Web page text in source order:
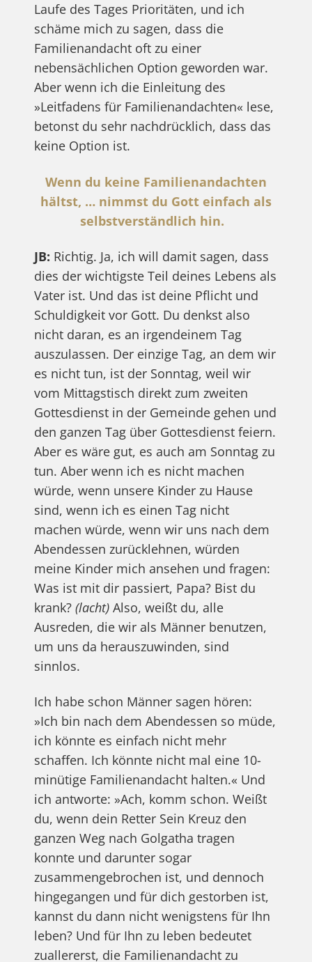
Laufe des Tages Prioritäten, und ich
schäme mich zu sagen, dass die
Familienandacht oft zu einer
nebensächlichen Option geworden war.
Aber wenn ich die Einleitung des
»Leitfadens für Familienandachten« lese,
betonst du sehr nachdrücklich, dass das
keine Option ist.
Wenn du keine Familienandachten
hältst, … nimmst du Gott einfach als
selbstverständlich hin.
JB: Richtig. Ja, ich will damit sagen, dass
dies der wichtigste Teil deines Lebens als
Vater ist. Und das ist deine Pflicht und
Schuldigkeit vor Gott. Du denkst also
nicht daran, es an irgendeinem Tag
auszulassen. Der einzige Tag, an dem wir
es nicht tun, ist der Sonntag, weil wir
vom Mittagstisch direkt zum zweiten
Gottesdienst in der Gemeinde gehen und
den ganzen Tag über Gottesdienst feiern.
Aber es wäre gut, es auch am Sonntag zu
tun. Aber wenn ich es nicht machen
würde, wenn unsere Kinder zu Hause
sind, wenn ich es einen Tag nicht
machen würde, wenn wir uns nach dem
Abendessen zurücklehnen, würden
meine Kinder mich ansehen und fragen:
Was ist mit dir passiert, Papa? Bist du
krank? (lacht) Also, weißt du, alle
Ausreden, die wir als Männer benutzen,
um uns da herauszuwinden, sind
sinnlos.
Ich habe schon Männer sagen hören:
»Ich bin nach dem Abendessen so müde,
ich könnte es einfach nicht mehr
schaffen. Ich könnte nicht mal eine 10-
minütige Familienandacht halten.« Und
ich antworte: »Ach, komm schon. Weißt
du, wenn dein Retter Sein Kreuz den
ganzen Weg nach Golgatha tragen
konnte und darunter sogar
zusammengebrochen ist, und dennoch
hingegangen und für dich gestorben ist,
kannst du dann nicht wenigstens für Ihn
leben? Und für Ihn zu leben bedeutet
zuallererst, die Familienandacht zu